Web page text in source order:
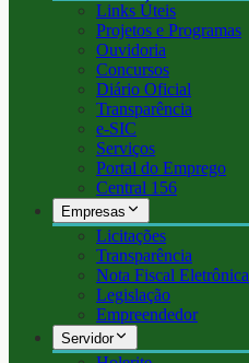
Links Úteis
Projetos e Programas
Ouvidoria
Concursos
Diário Oficial
Transparência
e-SIC
Serviços
Portal do Emprego
Central 156
Empresas
Licitações
Transparência
Nota Fiscal Eletrônica
Legislação
Empreendedor
Servidor